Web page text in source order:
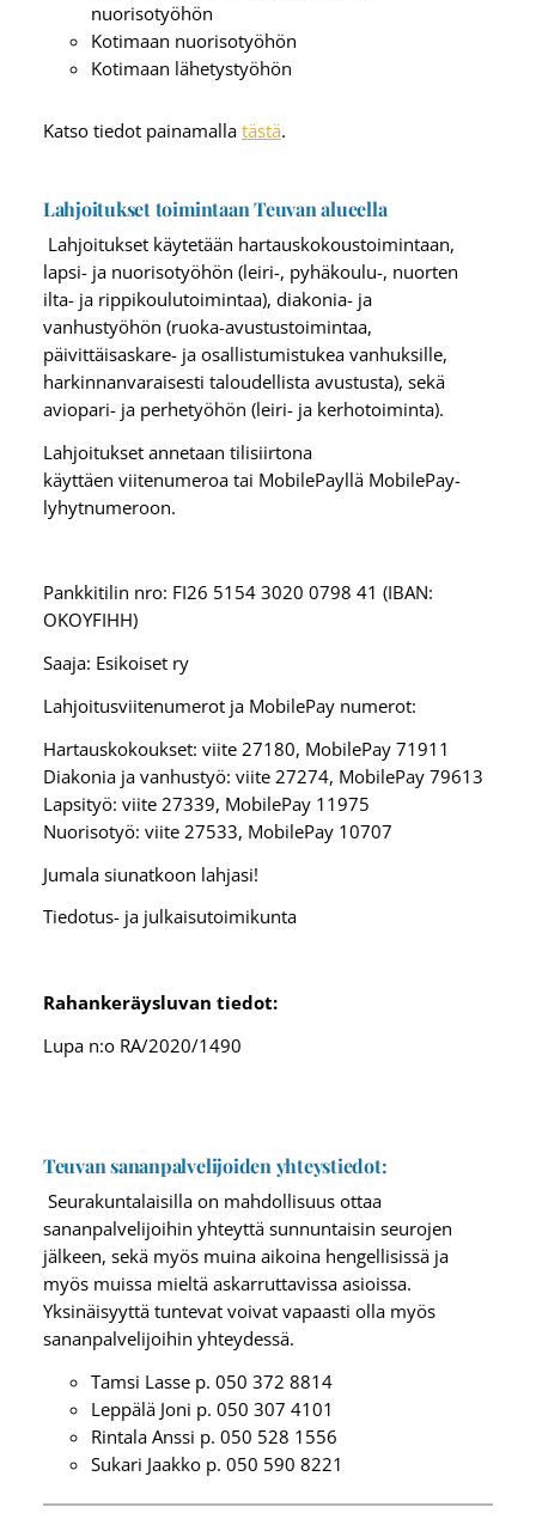
nuorisotyöhön
Kotimaan nuorisotyöhön
Kotimaan lähetystyöhön
Katso tiedot painamalla tästä.
Lahjoitukset toimintaan Teuvan alueella
Lahjoitukset käytetään hartauskokoustoimintaan,
lapsi- ja nuorisotyöhön (leiri-, pyhäkoulu-, nuorten
ilta- ja rippikoulutoimintaa), diakonia- ja
vanhustyöhön (ruoka-avustustoimintaa,
päivittäisaskare- ja osallistumistukea vanhuksille,
harkinnanvaraisesti taloudellista avustusta), sekä
aviopari- ja perhetyöhön (leiri- ja kerhotoiminta).
Lahjoitukset annetaan tilisiirtona
käyttäen viitenumeroa tai MobilePayllä MobilePay-
lyhytnumeroon.
Pankkitilin nro: FI26 5154 3020 0798 41 (IBAN:
OKOYFIHH)
Saaja: Esikoiset ry
Lahjoitusviitenumerot ja MobilePay numerot:
Hartauskokoukset: viite 27180, MobilePay 71911
Diakonia ja vanhustyö: viite 27274, MobilePay 79613
Lapsityö: viite 27339, MobilePay 11975
Nuorisotyö: viite 27533, MobilePay 10707
Jumala siunatkoon lahjasi!
Tiedotus- ja julkaisutoimikunta
Rahankeräysluvan tiedot:
Lupa n:o RA/2020/1490
Teuvansananpalvelijoidenyhteystiedot:
Seurakuntalaisilla on mahdollisuus ottaa
sananpalvelijoihin yhteyttä sunnuntaisin seurojen
jälkeen, sekä myös muina aikoina hengellisissä ja
myös muissa mieltä askarruttavissa asioissa.
Yksinäisyyttä tuntevat voivat vapaasti olla myös
sananpalvelijoihin yhteydessä.
Tamsi Lasse p. 050 372 8814
Leppälä Joni p. 050 307 4101
Rintala Anssi p. 050 528 1556
Sukari Jaakko p. 050 590 8221